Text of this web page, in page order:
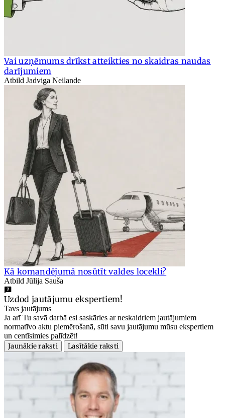
Vai uzņēmums drīkst atteikties no skaidras naudas
darījumiem
Atbild Jadviga Neilande
Kā komandējumā nosūtīt valdes locekli?
Atbild Jūlija Sauša
Uzdod jautājumu ekspertiem!
Tavs jautājums
Ja arī Tu savā darbā esi saskāries ar neskaidriem jautājumiem
normatīvo aktu piemērošanā, sūti savu jautājumu mūsu ekspertiem
un centīsimies palīdzēt!
Jaunākie raksti
Lasītākie raksti